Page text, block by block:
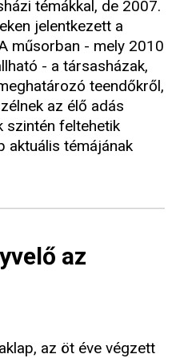
témákkal, de 2007.
jelentkezett a
műsorban - mely 2010
- a társasházak,
teendőkről,
az élő adás
szintén feltehetik
aktuális témájának
az
az öt éve végzett